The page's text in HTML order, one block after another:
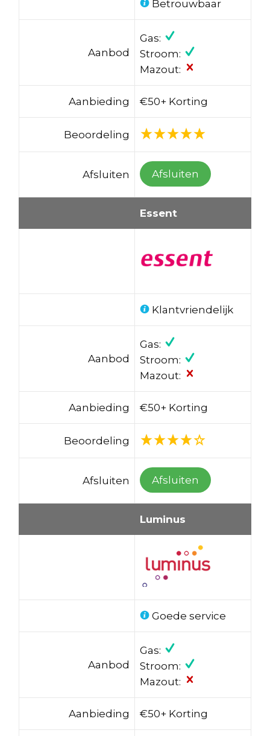
Betrouwbaar
Aanbod
Gas:
Stroom:
Mazout:
Aanbieding €50+ Korting
Beoordeling
Afsluiten Afsluiten
Essent
Klantvriendelijk
Aanbod
Gas:
Stroom:
Mazout:
Aanbieding €50+ Korting
Beoordeling
Afsluiten Afsluiten
Luminus
Goede service
Aanbod
Gas:
Stroom:
Mazout:
Aanbieding €50+ Korting